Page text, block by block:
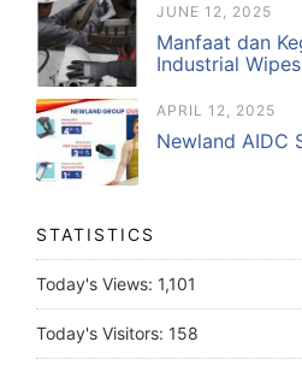
JUNE 12, 2025
Manfaat dan
Industrial
APRIL 12, 2025
Newland AIDC
STATISTICS
Today's Views: 1,101
Today's Visitors: 158